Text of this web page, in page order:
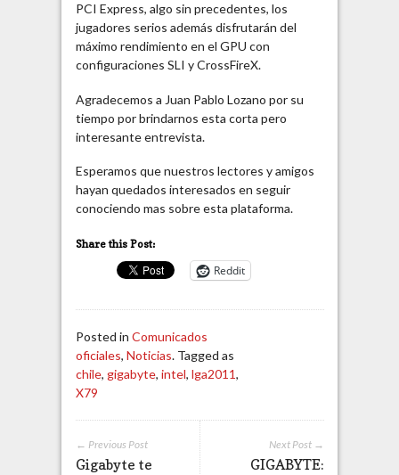
PCI Express, algo sin precedentes, los
jugadores serios además disfrutarán del
máximo rendimiento en el GPU con
configuraciones SLI y CrossFireX.
Agradecemos a Juan Pablo Lozano por su
tiempo por brindarnos esta corta pero
interesante entrevista.
Esperamos que nuestros lectores y amigos
hayan quedados interesados en seguir
conociendo mas sobre esta plataforma.
Share this Post:
Reddit
Posted in Comunicados
oficiales, Noticias. Tagged as
chile, gigabyte, intel, lga2011,
X79
Next Post →
GIGABYTE:
← Previous Post
Gigabyte te